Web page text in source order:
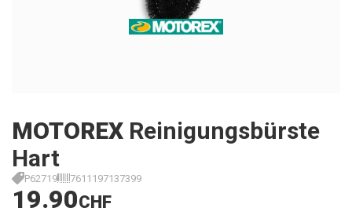
MOTOREX Reinigungsbürste
Hart
P62719 7611197137399
19.90CHF